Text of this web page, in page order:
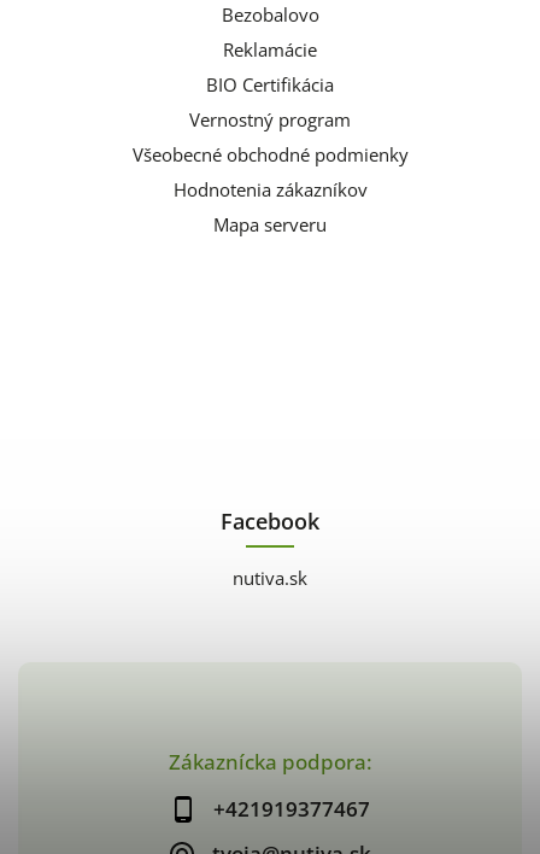
Zákaznícka podpora:
+421919377467
Bezobalovo
Reklamácie
BIO Certifikácia
Vernostný program
Všeobecné obchodné podmienky
Hodnotenia zákazníkov
Mapa serveru
Facebook
nutiva.sk